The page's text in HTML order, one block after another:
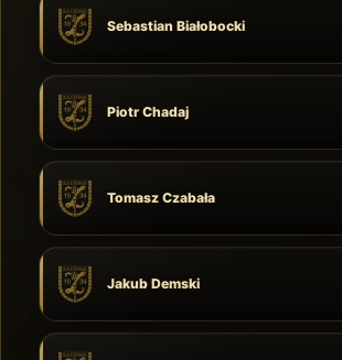
Sebastian Białobocki
Piotr Chadaj
Tomasz Czabała
Jakub Demski